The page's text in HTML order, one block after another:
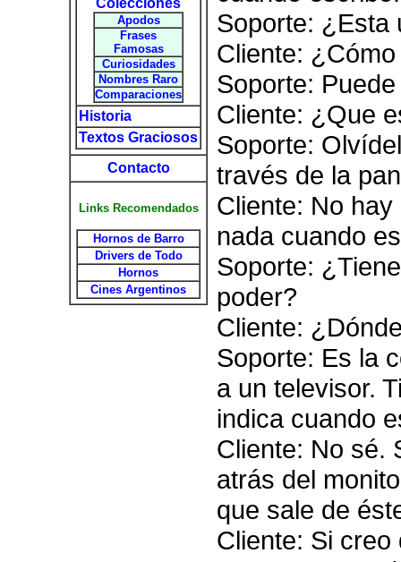
Colecciones
Apodos
Frases
Famosas
Curiosidades
Nombres Raro
Comparaciones
Historia
Textos Graciosos
Contacto
Links Recomendados
Hornos de Barro
Drivers de Todo
Hornos
Cines Argentinos
Soporte: ¿Esta
Cliente:
Soporte:
Cliente: ¿Que
Soporte:
través de la
Cliente: No
nada cuando
Soporte:
poder?
Cliente:
Soporte: Es la
a un televisor.
indica cuando
Cliente: No sé.
atrás del
que sale de
Cliente: Si creo